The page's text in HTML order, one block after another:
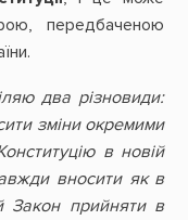
передбаченою
два різновиди:
зміни окремими
в новій
вносити як в
Закон прийняти в